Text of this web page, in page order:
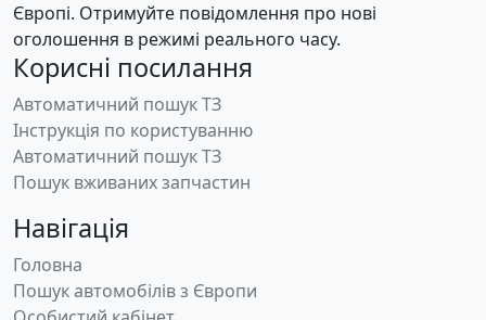
Європі. Отримуйте повідомлення про нові
оголошення в режимі реального часу.
Корисні посилання
Автоматичний пошук ТЗ
Інструкція по користуванню
Автоматичний пошук ТЗ
Пошук вживаних запчастин
Навігація
Головна
Пошук автомобілів з Європи